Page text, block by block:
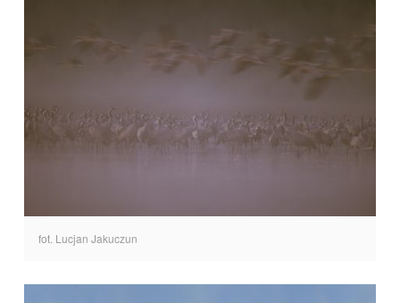
fot. Lucjan Jakuczun